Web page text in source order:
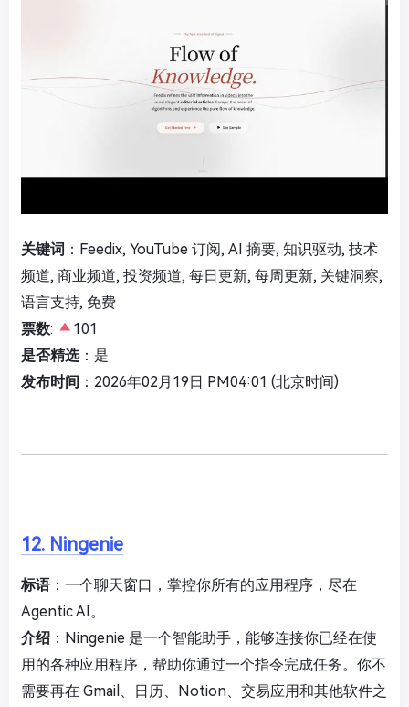
关键词 ：Feedix, YouTube 订阅, AI 摘要, 知识驱动, 技术
频道, 商业频道, 投资频道, 每日更新, 每周更新, 关键洞察,
语言支持, 免费
票数:
101
是否精选：是
发布时间 ：2026年02月19日 PM04:01 (北京时间)
12. Ningenie
标语：一个聊天窗口，掌控你所有的应用程序，尽在
Agentic AI。
介绍 ：Ningenie 是一个智能助手，能够连接你已经在使
用的各种应用程序，帮助你通过一个指令完成任务。你不
需要再在 Gmail、日历、Notion、交易应用和其他软件之